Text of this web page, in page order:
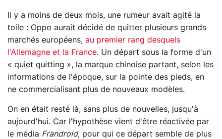
Il y a moins de deux mois, une rumeur avait agité la
toile : Oppo aurait décidé de quitter plusieurs grands
marchés européens, au premier rang desquels
l'Allemagne et la France. Un départ sous la forme d'un
« quiet quitting », la marque chinoise partant, selon les
informations de l'époque, sur la pointe des pieds, en
ne commercialisant plus de nouveaux modèles.
On en était resté là, sans plus de nouvelles, jusqu'à
aujourd'hui. Car l'hypothèse vient d'être réactivée par
le média Frandroid, pour qui ce départ semble de plus